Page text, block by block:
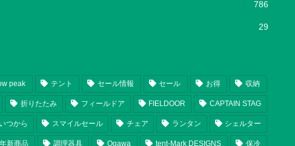
786
29
peak テント セール情報 セール お得 収納
折りたたみ フィールドア FIELDOOR CAPTAIN STAG
いつから スマイルセール チェア ランタン シェルター
新商品 調理器具 Ogawa tent-Mark DESIGNS 保冷